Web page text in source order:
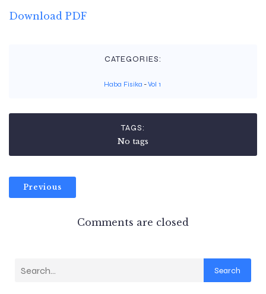
Download PDF
CATEGORIES:
Haba Fisika -Vol 1
TAGS:
No tags
Previous
Comments are closed
Search